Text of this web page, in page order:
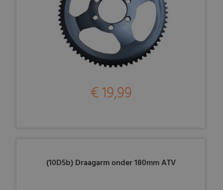
€ 19,99
(10D5b) Draagarm onder 180mm ATV